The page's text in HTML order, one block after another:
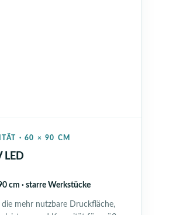
· 60 × 90 CM
LED
cm · starre Werkstücke
die mehr nutzbare Druckfläche,